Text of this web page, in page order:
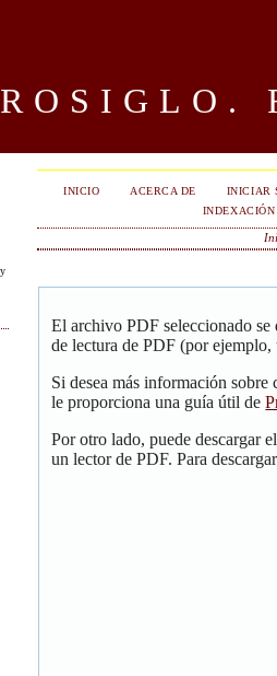
INICIO ACERCA DE INICIAR
INDEXACIÓN
El archivo PDF seleccionado se
de lectura de PDF (por ejemplo,
Si desea más información
le proporciona una guía útil de
Por otro lado, puede descargar
un lector de PDF. Para